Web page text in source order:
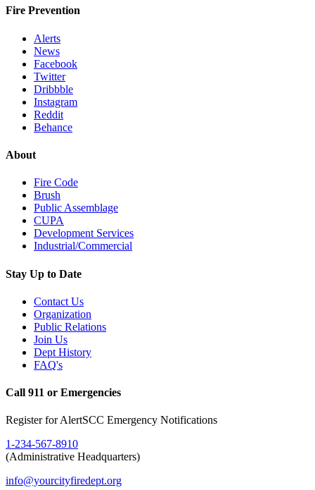
Fire Prevention
Alerts
News
Facebook
Twitter
Dribbble
Instagram
Reddit
Behance
About
Fire Code
Brush
Public Assemblage
CUPA
Development Services
Industrial/Commercial
Stay Up to Date
Contact Us
Organization
Public Relations
Join Us
Dept History
FAQ's
Call 911 or Emergencies
Register for AlertSCC Emergency Notifications
1-234-567-8910
(Administrative Headquarters)
info@yourcityfiredept.org